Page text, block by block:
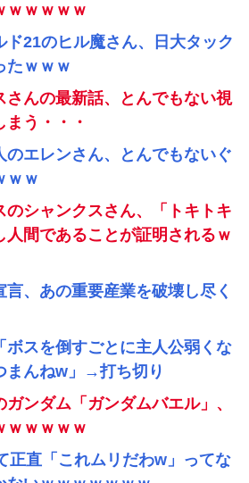
ｗｗｗｗｗ
ド21のヒル魔さん、日大タック
たｗｗｗ
さんの最新話、とんでもない視
う・・・
のエレンさん、とんでもないぐ
ｗｗ
のシャンクスさん、「トキトキ
人間であることが証明されるｗ
言、あの重要産業を破壊し尽く
ボスを倒すごとに主人公弱くな
まんねw」→打ち切り
ガンダム「ガンダムバエル」、
ｗｗｗｗｗ
正直「これムリだわw」ってな